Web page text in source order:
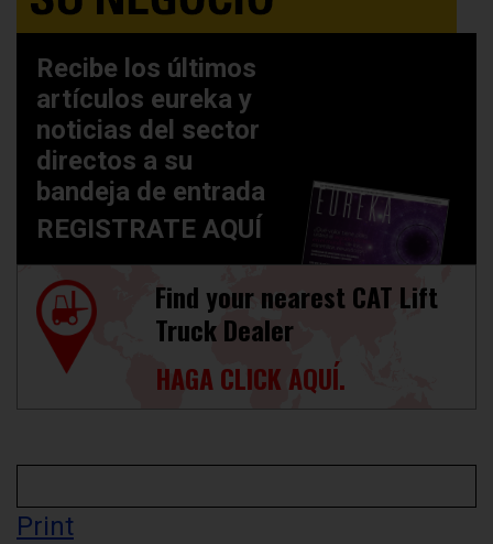
Recibe los últimos
artículos eureka y
noticias del sector
directos a su
bandeja de entrada
REGISTRATE AQUÍ
Find your nearest CAT Lift
Truck Dealer
HAGA CLICK AQUÍ.
Print